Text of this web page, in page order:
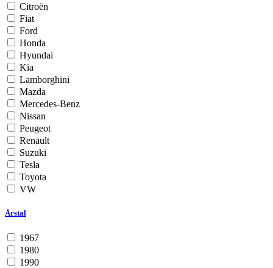
Citroën
Fiat
Ford
Honda
Hyundai
Kia
Lamborghini
Mazda
Mercedes-Benz
Nissan
Peugeot
Renault
Suzuki
Tesla
Toyota
VW
Årstal
1967
1980
1990